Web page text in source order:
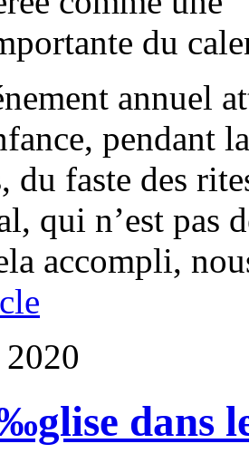
du
annuel
pendant
du faste des
qui n’est pas
accompli,
dans